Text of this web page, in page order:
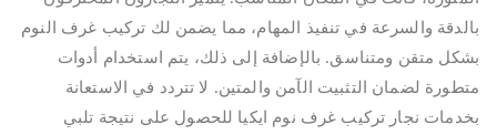
بالدقة والسرعة في تنفيذ المهام، مما يضمن لك تركيب غرف النوم
بشكل متقن ومتناسق. بالإضافة إلى ذلك، يتم استخدام أدوات
متطورة لضمان التثبيت الآمن والمتين. لا تتردد في الاستعانة
بخدمات نجار تركيب غرف نوم ايكيا للحصول على نتيجة تلبي